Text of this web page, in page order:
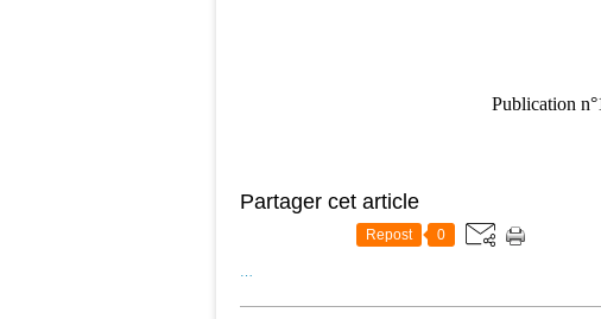
Publication
Partager cet article
Repost 0